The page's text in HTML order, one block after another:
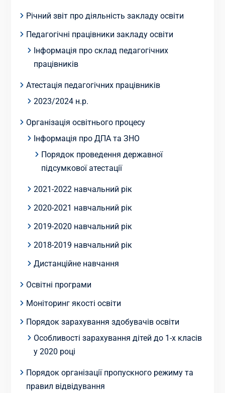
Річний звіт про діяльність закладу освіти
Педагогічні працівники закладу освіти
Інформація про склад педагогічних
працівників
Атестація педагогічних працівників
2023/2024 н.р.
Організація освітнього процесу
Інформація про ДПА та ЗНО
Порядок проведення державної
підсумкової атестації
2021-2022 навчальний рік
2020-2021 навчальний рік
2019-2020 навчальний рік
2018-2019 навчальний рік
Дистанційне навчання
Освітні програми
Моніторинг якості освіти
Порядок зарахування здобувачів освіти
Особливості зарахування дітей до 1-х класів
у 2020 році
Порядок організації пропускного режиму та
правил відвідування